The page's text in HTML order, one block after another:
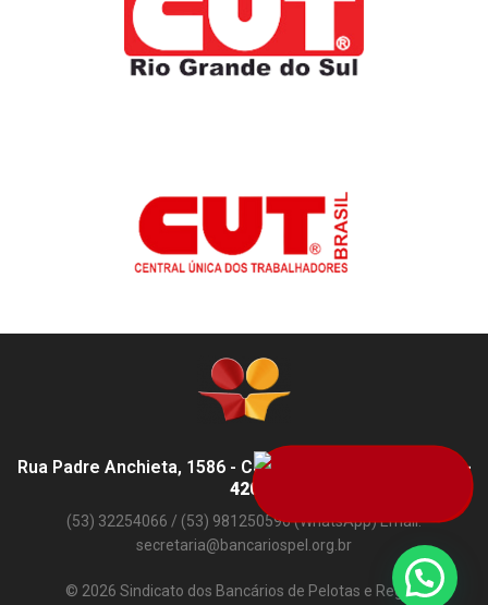
Rua Padre Anchieta, 1586 - Centro, Pelotas - RS,
96015-
420
(53) 32254066 / (53) 981250596 (WhatsApp) Email:
secretaria@bancariospel.org.br
© 2026 Sindicato dos Bancários de Pelotas e Região